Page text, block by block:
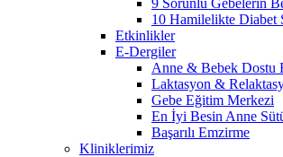
10 Hamilelikte Diabet
Etkinlikler
E-Dergiler
Anne & Bebek Dostu
Laktasyon &
Gebe Eğitim Merkezi
En İyi Besin Anne
Başarılı Emzirme
Kliniklerimiz